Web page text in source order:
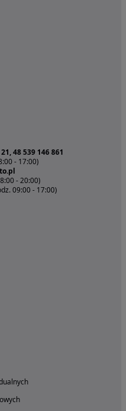
48 539 146 861
- 17:00)
- 20:00)
09:00 - 17:00)